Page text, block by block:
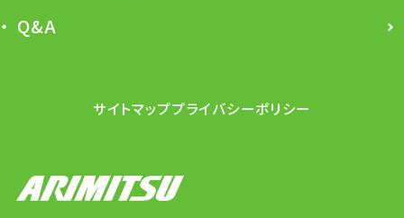
Q&A
サイトマッププライバシーポリシー